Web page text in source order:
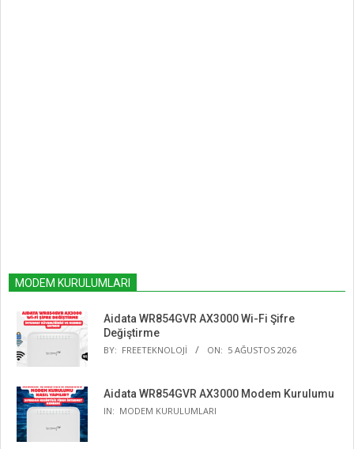
MODEM KURULUMLARI
Aidata WR854GVR AX3000 Wi-Fi Şifre
Değiştirme
BY: FREETEKNOLOJI ON: 5 AĞUSTOS 2026
Aidata WR854GVR AX3000 Modem Kurulumu
IN: MODEM KURULUMLARI